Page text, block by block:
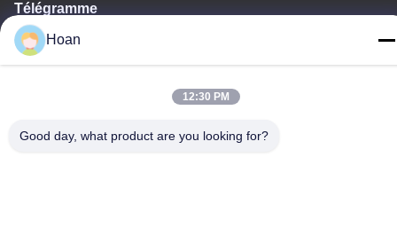
Télégramme
86--18740357801
Chine Bonne qualité Amortisseur de vibration de câble métallique
Hoan
12:30 PM
Good day, what product are you looking for?